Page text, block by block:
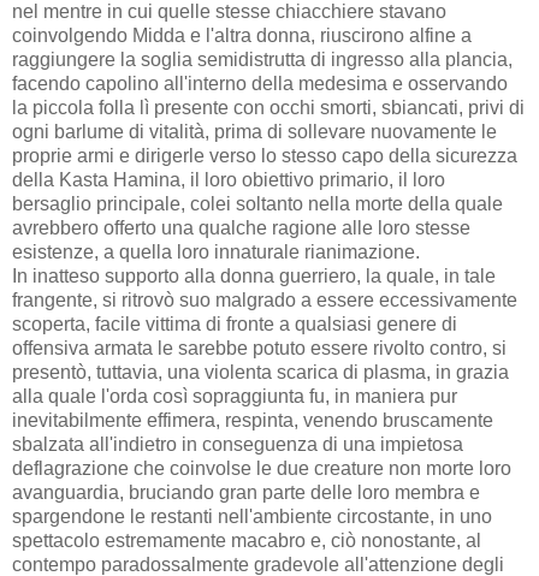
nel mentre in cui quelle stesse chiacchiere stavano
coinvolgendo Midda e l'altra donna, riuscirono alfine a
raggiungere la soglia semidistrutta di ingresso alla plancia,
facendo capolino all'interno della medesima e osservando
la piccola folla lì presente con occhi smorti, sbiancati, privi di
ogni barlume di vitalità, prima di sollevare nuovamente le
proprie armi e dirigerle verso lo stesso capo della sicurezza
della Kasta Hamina, il loro obiettivo primario, il loro
bersaglio principale, colei soltanto nella morte della quale
avrebbero offerto una qualche ragione alle loro stesse
esistenze, a quella loro innaturale rianimazione.
In inatteso supporto alla donna guerriero, la quale, in tale
frangente, si ritrovò suo malgrado a essere eccessivamente
scoperta, facile vittima di fronte a qualsiasi genere di
offensiva armata le sarebbe potuto essere rivolto contro, si
presentò, tuttavia, una violenta scarica di plasma, in grazia
alla quale l'orda così sopraggiunta fu, in maniera pur
inevitabilmente effimera, respinta, venendo bruscamente
sbalzata all'indietro in conseguenza di una impietosa
deflagrazione che coinvolse le due creature non morte loro
avanguardia, bruciando gran parte delle loro membra e
spargendone le restanti nell'ambiente circostante, in uno
spettacolo estremamente macabro e, ciò nonostante, al
contempo paradossalmente gradevole all'attenzione degli